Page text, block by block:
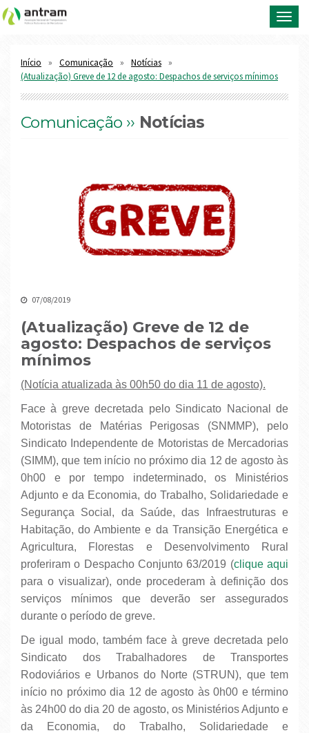
Início Comunicação
Notícias
(Atualização) Greve de 12 de agosto: Despachos de serviços mínimos
Comunicação ›› Notícias
07/08/2019
(Atualização) Greve de 12 de
agosto: Despachos de serviços
mínimos
(Notícia atualizada às 00h50 do dia 11 de agosto).
Face à greve decretada pelo Sindicato Nacional de
Motoristas de Matérias Perigosas (SNMMP), pelo
Sindicato Independente de Motoristas de Mercadorias
(SIMM), que tem início no próximo dia 12 de agosto às
0h00 e por tempo indeterminado, os Ministérios
Adjunto e da Economia, do Trabalho, Solidariedade e
Segurança Social, da Saúde, das Infraestruturas e
Habitação, do Ambiente e da Transição Energética e
Agricultura, Florestas e Desenvolvimento Rural
proferiram o Despacho Conjunto 63/2019 (clique aqui
para o visualizar), onde procederam à definição dos
serviços mínimos que deverão ser assegurados
durante o período de greve.
De igual modo, também face à greve decretada pelo
Sindicato dos Trabalhadores de Transportes
Rodoviários e Urbanos do Norte (STRUN), que tem
início no próximo dia 12 de agosto às 0h00 e término
às 24h00 do dia 20 de agosto, os Ministérios Adjunto e
da Economia, do Trabalho, Solidariedade e